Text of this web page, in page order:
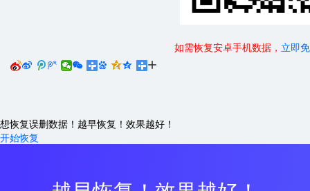
如需恢复安卓手机数据， 立即
     
想恢复误删数据！越早恢复！效果越好！
开始恢复